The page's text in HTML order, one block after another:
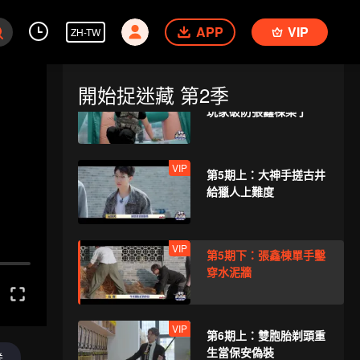
ZH-TW APP VIP
開始捉迷藏 第2季
屁股”天衣無縫
VIP
第4期下：打破四連勝！
玩家破防張鑫棟樂了
VIP
第5期上：大神手搓古井
給獵人上難度
VIP
第5期下：張鑫棟單手鑿
穿水泥牆
VIP
第6期上：雙胞胎剃頭重
生當保安偽裝